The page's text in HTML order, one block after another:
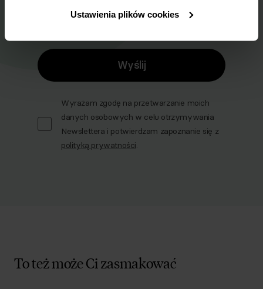
Ustawienia plików cookies
Email
Wyślij
Wyrażam zgodę na przetwarzanie moich
danych osobowych w celu otrzymywania
Newslettera i potwierdzam zapoznanie się z
polityką prywatności.
To też może Ci zasmakować